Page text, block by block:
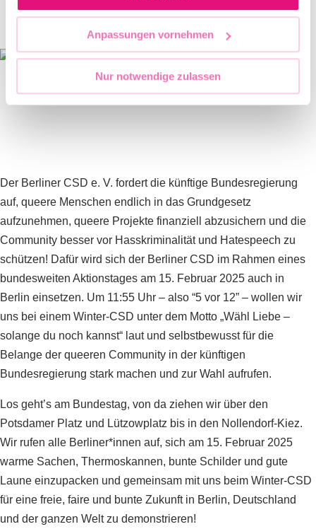
Anpassungen vornehmen
Nur notwendige zulassen
Der Berliner CSD e. V. fordert die künftige Bundesregierung
auf, queere Menschen endlich in das Grundgesetz
aufzunehmen, queere Projekte finanziell abzusichern und die
Community besser vor Hasskriminalität und Hatespeech zu
schützen! Dafür wird sich der Berliner CSD im Rahmen eines
bundesweiten Aktionstages am 15. Februar 2025 auch in
Berlin einsetzen. Um 11:55 Uhr – also “5 vor 12” – wollen wir
uns bei einem Winter-CSD unter dem Motto „Wähl Liebe –
solange du noch kannst“ laut und selbstbewusst für die
Belange der queeren Community in der künftigen
Bundesregierung stark machen und zur Wahl aufrufen.
Los geht’s am Bundestag, von da ziehen wir über den
Potsdamer Platz und Lützowplatz bis in den Nollendorf-Kiez.
Wir rufen alle Berliner*innen auf, sich am 15. Februar 2025
warme Sachen, Thermoskannen, bunte Schilder und gute
Laune einzupacken und gemeinsam mit uns beim Winter-CSD
für eine freie, faire und bunte Zukunft in Berlin, Deutschland
und der ganzen Welt zu demonstrieren!